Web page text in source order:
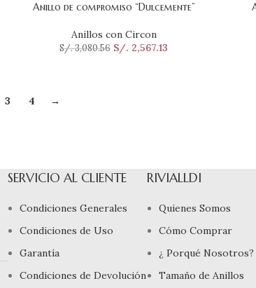
SELECCIONAR OPCIONES
Anillo de compromiso “Dulcemente”
Anillos con Circon
S/.3,080.56 S/. 2,567.13
3 4 →
SERVICIO AL CLIENTE
Condiciones Generales
Condiciones de Uso
Garantía
Condiciones de Devolución
RIVIALLDI
Quienes Somos
Cómo Comprar
¿ Porqué Nosotros?
Tamaño de Anillos